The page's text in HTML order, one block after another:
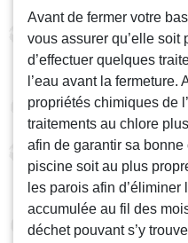
Avant de fermer votre
vous assurer qu’elle soit
d’effectuer quelques
l’eau avant la
propriétés chimiques de
traitements au chlore
afin de garantir sa bonne
piscine soit au plus
les parois afin
accumulée au fil des
déchet pouvant s’y